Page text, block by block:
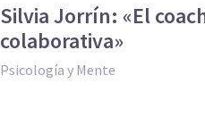
Silvia Jorrín: «El
colaborativa»
Psicología y Mente